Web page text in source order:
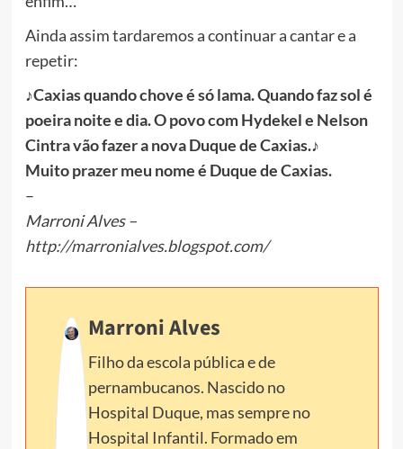
Ainda assim tardaremos a continuar a cantar e a
repetir:
♪Caxias quando chove é só lama. Quando faz sol é
poeira noite e dia. O povo com Hydekel e Nelson
Cintra vão fazer a nova Duque de Caxias.♪
Muito prazer meu nome é Duque de Caxias.
–
Marroni Alves –
http://marronialves.blogspot.com/
Marroni Alves
Filho da escola pública e de
pernambucanos. Nascido no
Hospital Duque, mas sempre no
Hospital Infantil. Formado em